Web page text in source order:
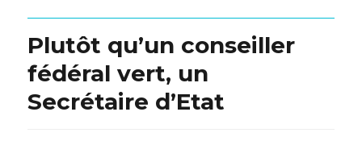
Plutôt qu’un conseiller
fédéral vert, un
Secrétaire d’Etat